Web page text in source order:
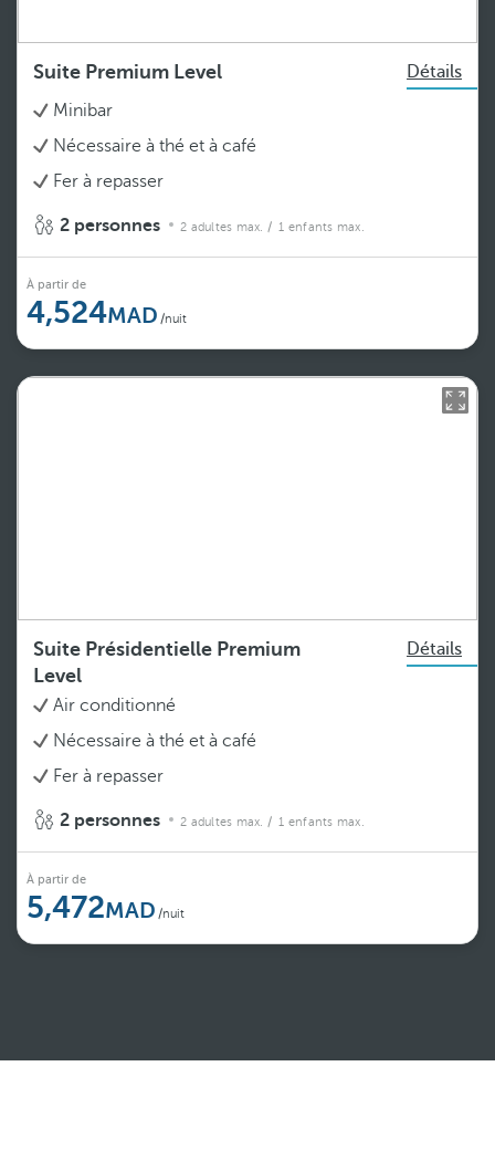
Suite Premium Level
Détails
Minibar
Nécessaire à thé et à café
Fer à repasser
2 personnes 2 adultes max. / 1 enfants max.
À partir de
4,524 /nuit
Suite Présidentielle Premium
Level
Détails
Air conditionné
Nécessaire à thé et à café
Fer à repasser
2 personnes 2 adultes max. / 1 enfants max.
À partir de
5,472 /nuit